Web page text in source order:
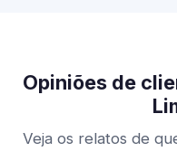
Opiniões de
Veja os relatos de